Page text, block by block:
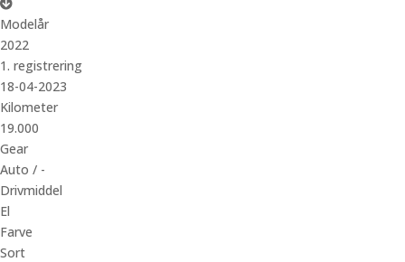
Modelår
2022
1. registrering
18-04-2023
Kilometer
19.000
Gear
Auto / -
Drivmiddel
El
Farve
Sort